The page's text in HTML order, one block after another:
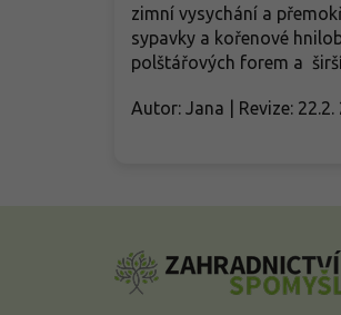
zimní vysychání a
sypavky a kořenové
polštářových forem a
Autor: Jana | Revize: 22.2.